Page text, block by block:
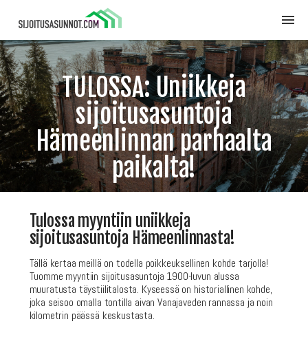
TULOSSA: Uniikkeja
sijoitusasuntoja
Hämeenlinnan parhaalta
paikalta!
Tulossa myyntiin uniikkeja
sijoitusasuntoja Hämeenlinnasta!
Tällä kertaa meillä on todella poikkeuksellinen kohde tarjolla!
Tuomme myyntiin sijoitusasuntoja 1900-luvun alussa
muuratusta täystiilitalosta. Kyseessä on historiallinen kohde,
joka seisoo omalla tontilla aivan Vanajaveden rannassa ja noin
kilometrin päässä keskustasta.